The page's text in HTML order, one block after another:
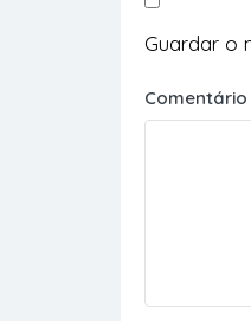
Guardar o
Comentário